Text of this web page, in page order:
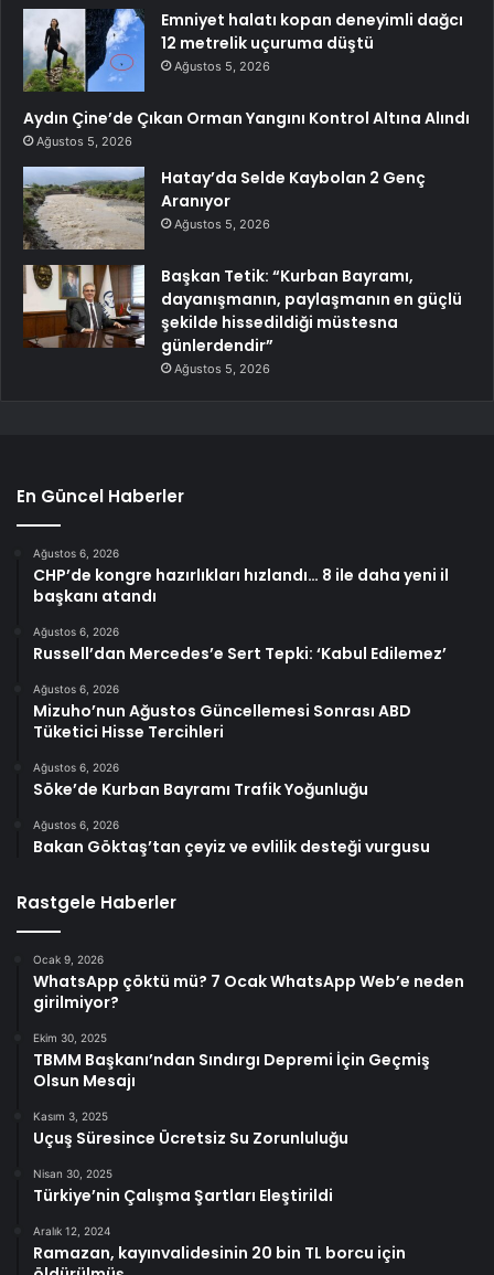
Emniyet halatı kopan deneyimli dağcı
12 metrelik uçuruma düştü
Ağustos 5, 2026
Aydın Çine’de Çıkan Orman Yangını Kontrol Altına Alındı
Ağustos 5, 2026
Hatay’da Selde Kaybolan 2 Genç
Aranıyor
Ağustos 5, 2026
Başkan Tetik: “Kurban Bayramı,
dayanışmanın, paylaşmanın en güçlü
şekilde hissedildiği müstesna
günlerdendir”
Ağustos 5, 2026
En Güncel Haberler
Ağustos 6, 2026
CHP’de kongre hazırlıkları hızlandı… 8 ile daha yeni il
başkanı atandı
Ağustos 6, 2026
Russell’dan Mercedes’e Sert Tepki: ‘Kabul Edilemez’
Ağustos 6, 2026
Mizuho’nun Ağustos Güncellemesi Sonrası ABD
Tüketici Hisse Tercihleri
Ağustos 6, 2026
Söke’de Kurban Bayramı Trafik Yoğunluğu
Ağustos 6, 2026
Bakan Göktaş’tan çeyiz ve evlilik desteği vurgusu
Rastgele Haberler
Ocak 9, 2026
WhatsApp çöktü mü? 7 Ocak WhatsApp Web’e neden
girilmiyor?
Ekim 30, 2025
TBMM Başkanı’ndan Sındırgı Depremi İçin Geçmiş
Olsun Mesajı
Kasım 3, 2025
Uçuş Süresince Ücretsiz Su Zorunluluğu
Nisan 30, 2025
Türkiye’nin Çalışma Şartları Eleştirildi
Aralık 12, 2024
Ramazan, kayınvalidesinin 20 bin TL borcu için